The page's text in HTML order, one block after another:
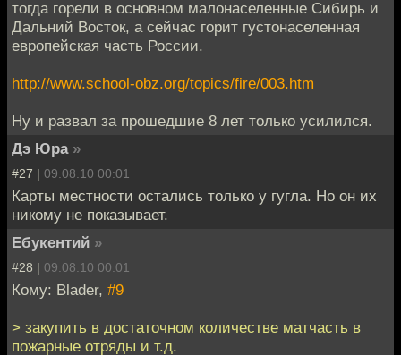
тогда горели в основном малонаселенные Сибирь и
Дальний Восток, а сейчас горит густонаселенная
европейская часть России.
http://www.school-obz.org/topics/fire/003.htm
Ну и развал за прошедшие 8 лет только усилился.
Дэ Юра »
#27 | 09.08.10 00:01
Карты местности остались только у гугла. Но он их
никому не показывает.
Ебукентий »
#28 | 09.08.10 00:01
Кому: Blader, #9
> закупить в достаточном количестве матчасть в
пожарные отряды и т.д.